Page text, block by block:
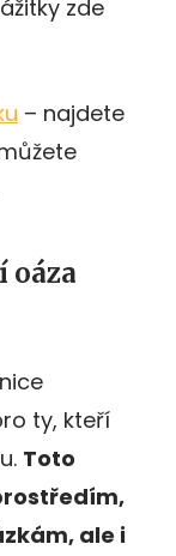
zde
– najdete
oáza
ty, kteří
Toto
ale i